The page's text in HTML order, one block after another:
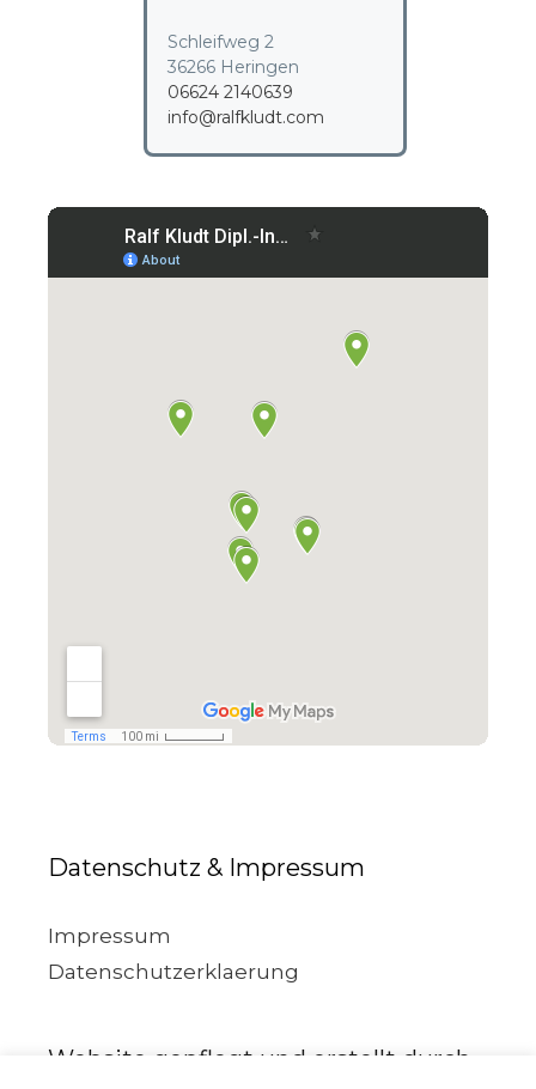
Schleifweg 2
36266 Heringen
06624 2140639
info@ralfkludt.com
Datenschutz & Impressum
Impressum
Datenschutzerklaerung
Website gepflegt und erstellt durch